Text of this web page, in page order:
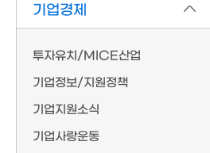
기업경제
투자유치/MICE산업
기업정보/지원정책
기업지원소식
기업사랑운동